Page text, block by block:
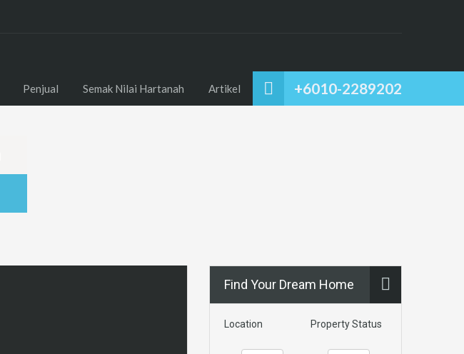
+6010-2289202
Penjual Semak Nilai Hartanah Artikel
Find Your Dream Home
Location Property Status